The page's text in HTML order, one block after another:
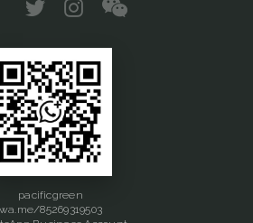
pacificgreen
wa.me/85269319503